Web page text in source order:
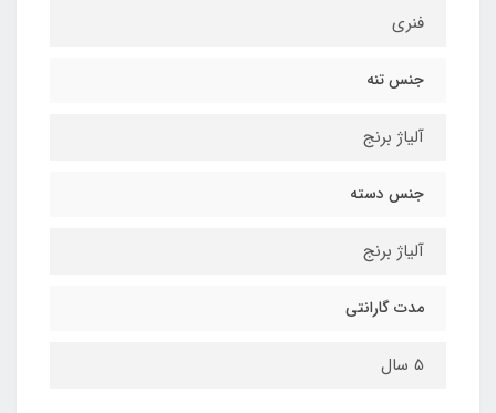
فنری
جنس تنه
آلیاژ برنج
جنس دسته
آلیاژ برنج
مدت گارانتی
5 سال